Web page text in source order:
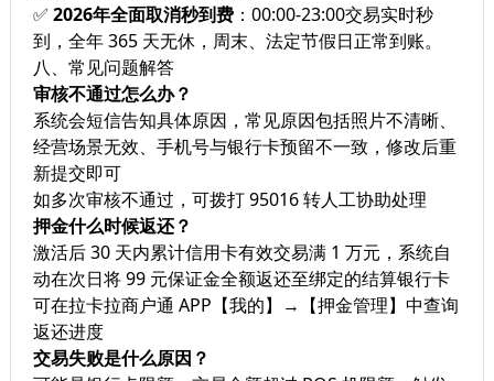
✅ 2026年全面取消秒到费：00:00-23:00交易实时秒
到，全年 365 天无休，周末、法定节假日正常到账。
八、常见问题解答
审核不通过怎么办？
系统会短信告知具体原因，常见原因包括照片不清晰、
经营场景无效、手机号与银行卡预留不一致，修改后重
新提交即可
如多次审核不通过，可拨打 95016 转人工协助处理
押金什么时候返还？
激活后 30 天内累计信用卡有效交易满 1 万元，系统自
动在次日将 99 元保证金全额返还至绑定的结算银行卡
可在拉卡拉商户通 APP【我的】→【押金管理】中查询
返还进度
交易失败是什么原因？